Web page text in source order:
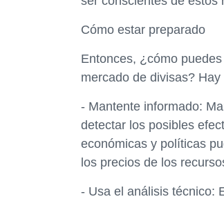
Cómo estar preparado
Entonces, ¿cómo
mercado de divisas?
- Mantente informado:
detectar los posibles
económicas y políticas
los precios de los
- Usa el análisis técnico: